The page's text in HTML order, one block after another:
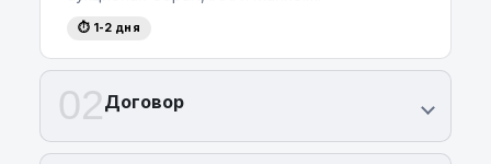
⏱ 1-2 дня
02Договор